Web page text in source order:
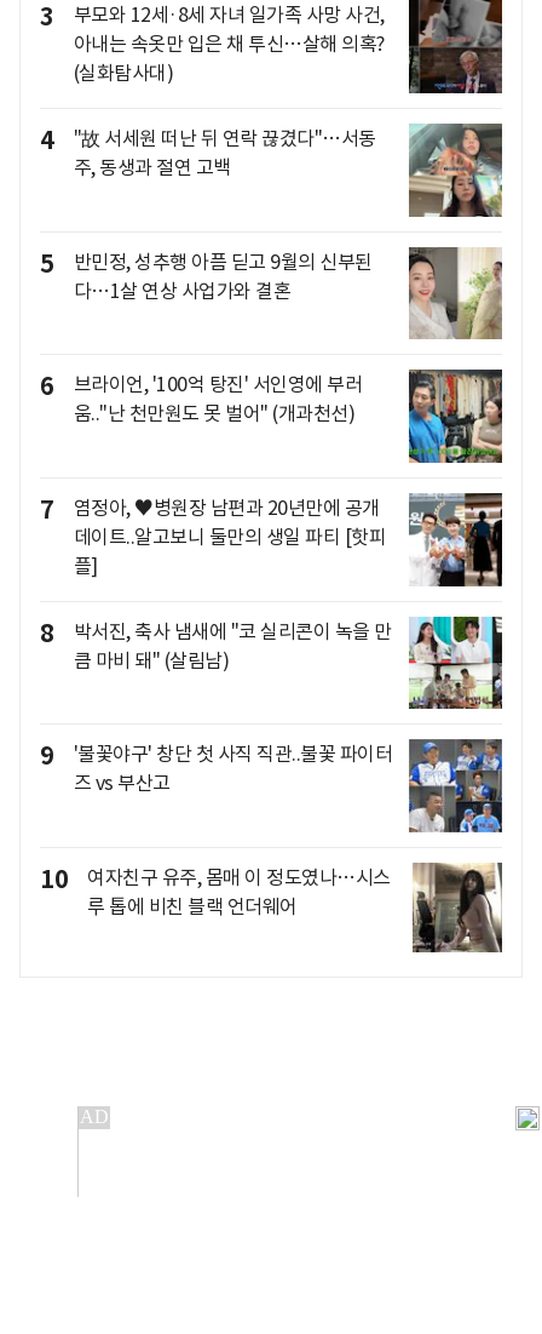
3
부모와 12세·8세 자녀 일가족 사망 사건,
아내는 속옷만 입은 채 투신…살해 의혹?
(실화탐사대)
4
"故 서세원 떠난 뒤 연락 끊겼다"…서동
주, 동생과 절연 고백
5
반민정, 성추행 아픔 딛고 9월의 신부된
다…1살 연상 사업가와 결혼
6
브라이언, '100억 탕진' 서인영에 부러
움.."난 천만원도 못 벌어" (개과천선)
7
염정아, ♥병원장 남편과 20년만에 공개
데이트..알고보니 둘만의 생일 파티 [핫피
플]
8
박서진, 축사 냄새에 "코 실리콘이 녹을 만
큼 마비 돼" (살림남)
9
'불꽃야구' 창단 첫 사직 직관..불꽃 파이터
즈 vs 부산고
10
여자친구 유주, 몸매 이 정도였나…시스
루 톱에 비친 블랙 언더웨어